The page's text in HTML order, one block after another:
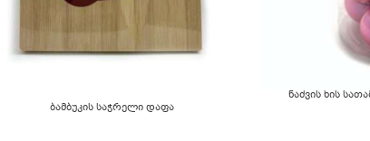
ბამბუკის საჭრელი დაფა
ნაძვის ხის